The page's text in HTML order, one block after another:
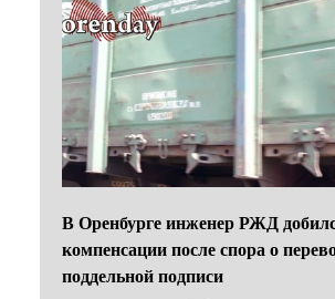
В Оренбурге инженер РЖД
компенсации после спора о
поддельной подписи